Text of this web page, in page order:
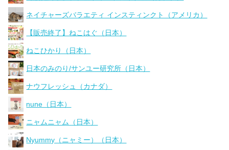
ネイチャーズバラエティ インスティンクト（アメリカ）
【販売終了】ねこはぐ（日本）
ねこひかり（日本）
日本のみのり/サンユー研究所（日本）
ナウフレッシュ（カナダ）
nune（日本）
ニャムニャム（日本）
Nyummy（ニャミー）（日本）